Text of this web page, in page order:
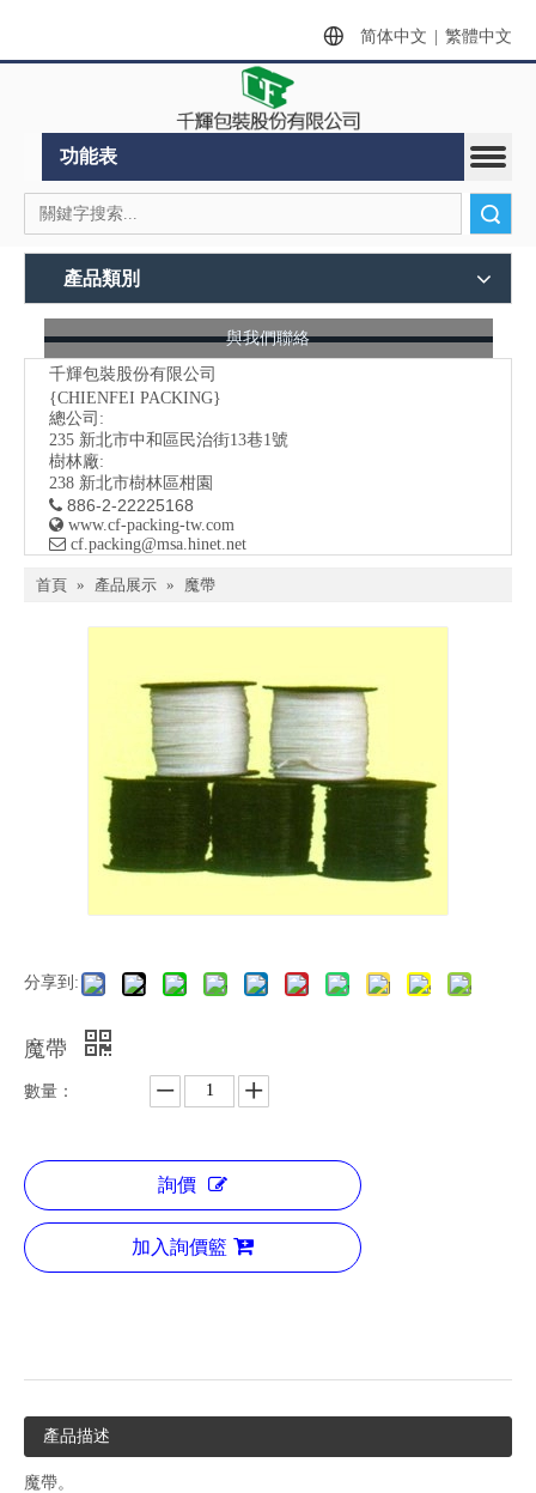
简体中文 繁體中文
功能表
產品類別
與我們聯絡
千輝包裝股份有限公司
{CHIENFEI PACKING}
總公司:
235 新北市中和區民治街13巷1號
樹林廠:
238 新北市樹林區柑園
 886-2-22225168
 www.cf-packing-tw.com
 ​ cf.packing@msa.hinet.net
首頁 » 產品展示 » 魔帶
分享到:
魔帶
數量：
詢價
加入詢價籃
產品描述
魔帶。